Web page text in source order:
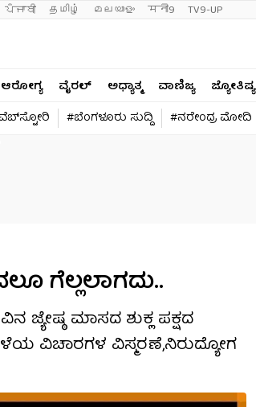
ਪੰਜਾਬੀ தமிழ் മലയാളം मनी9 TV9-UP
ಆರೋಗ್ಯ ವೈರಲ್​ ಅಧ್ಯಾತ್ಮ ವಾಣಿಜ್ಯ ಜ್ಯೋತಿಷ್ಯ
ವೆಬ್​ಸ್ಟೋರಿ #ಬೆಂಗಳೂರು ಸುದ್ದಿ #ನರೇಂದ್ರ ಮೋದಿ
ಗೆಲ್ಲಲಾಗದು..‌
ಜ್ಯೇಷ್ಠ ಮಾಸದ ಶುಕ್ಲ ಪಕ್ಷದ
ವಿಚಾರಗಳ ವಿಸ್ಮರಣೆ,ನಿರುದ್ಯೋಗ